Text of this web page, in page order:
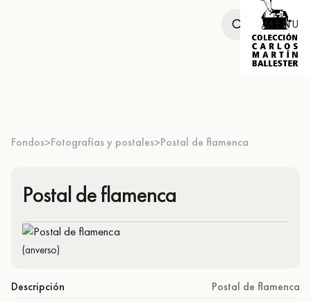
MENU
Fondos>Fotografías y postales>Postal de flamenca
Postal de flamenca
(anverso)
Descripción Postal de flamenca